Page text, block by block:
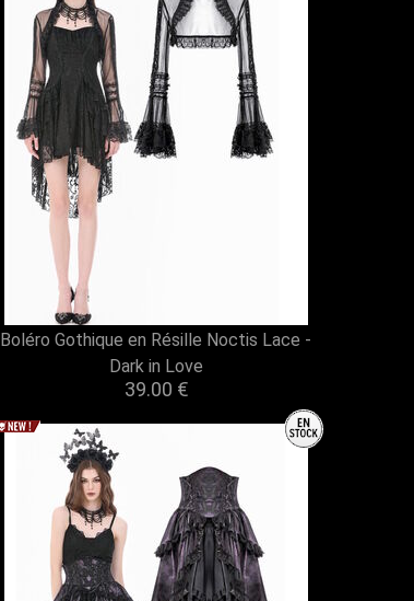
Boléro Gothique en Résille Noctis Lace -
Dark in Love
39.00 €